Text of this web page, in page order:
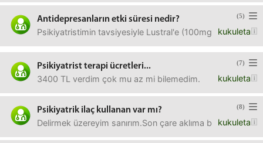
(5)
Antidepresanların etki süresi nedir?
kukuleta
Psikiyatristimin tavsiyesiyle Lustral'e (100mg)
(7)
Psikiyatrist terapi ücretleri...
kukuleta
3400 TL verdim çok mu az mi bilemedim.
(8)
Psikiyatrik ilaç kullanan var mı?
kukuleta
Delirmek üzereyim sanırım.Son çare aklıma bu